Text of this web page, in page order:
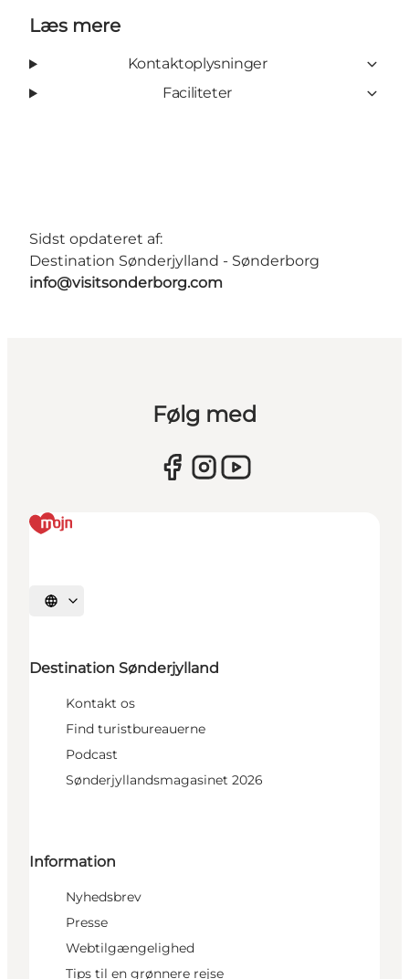
Læs mere
Kontaktoplysninger
Faciliteter
Sidst opdateret af:
Destination Sønderjylland - Sønderborg
info@visitsonderborg.com
Følg med
Vælg sprog
Destination Sønderjylland
Kontakt os
Find turistbureauerne
Podcast
Sønderjyllandsmagasinet 2026
Information
Nyhedsbrev
Presse
Webtilgængelighed
Tips til en grønnere rejse